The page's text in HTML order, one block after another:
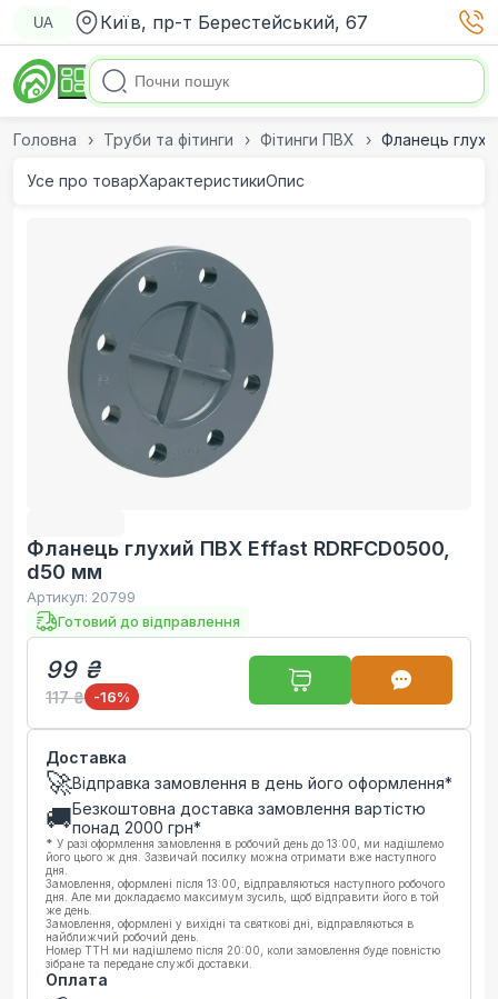
UA Київ, пр-т Берестейський, 67
Головна Труби та фітинги Фітинги ПВХ Фланець
Усе про товарХарактеристикиОпис
Фланець глухий ПВХ Effast RDRFCD0500,
d50 мм
Артикул: 20799
Готовий до відправлення
99 ₴
117 ₴ -16%
Доставка
🚀Відправка замовлення в день його оформлення*
🚚Безкоштовна доставка замовлення вартістю
понад 2000 грн*
* У разі оформлення замовлення в робочий день до 13:00, ми надішлемо
його цього ж дня. Зазвичай посилку можна отримати вже наступного
дня.
Замовлення, оформлені після 13:00, відправляються наступного робочого
дня. Але ми докладаємо максимум зусиль, щоб відправити його в той
же день.
Замовлення, оформлені у вихідні та святкові дні, відправляються в
найближчий робочий день.
Номер ТТН ми надішлемо після 20:00, коли замовлення буде повністю
зібране та передане службі доставки.
Оплата